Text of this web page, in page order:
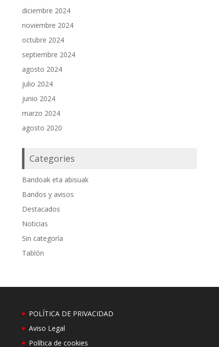
diciembre 2024
noviembre 2024
octubre 2024
septiembre 2024
agosto 2024
julio 2024
junio 2024
marzo 2024
agosto 2020
Categories
Bandoak eta abisuak
Bandos y avisos
Destacados
Noticias
Sin categoría
Tablón
POLÍTICA DE PRIVACIDAD
Aviso Legal
Política de cookies